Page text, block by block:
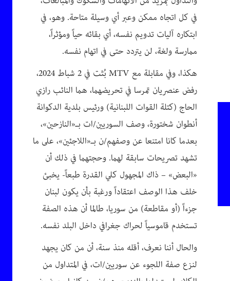
في كل اتجاه ممكن وعبر أي وسيلة متاحة. وهو، في
ابتكاره آليات تدويم نفسه، أي بقائه حياً ومؤثراً،
ممارسة ولغة، لن يتردد حتى في اتهام نفسه.
هكذا، وفي مقابلة مع MTV بُثت في 2 شباط 2024،
رفض عنصريان تمرسا في تحريضهما، هما النائب رازي
الحاج (كتلة القوات اللبنانية) ورئيس بلدية الدكوانة
أنطوان شختورة، وصف السوريين/ات بـ«النازحين»،
بعدما كانا امتنعا عن وصفهم/ن بـ«اللاجئين»، على ما
تشهد تصريحات سابقة لهما. وحجتهما في ذلك أن
«البعض» – ذاك المجهول كلي القدرة طبعاً- يخبئ
خلف هذا الوصف اعتقاداً ورغبة بأن يكون لبنان
جزءاً (أو مقاطعة) من سوريا، طالما أن هذه الصفة
تستخدم قاموسياً لحراك جغرافي داخل البلد نفسه.
والحال أننا نعرف، أقله منذ سنة، أن من كان يجهد
لنزع صفة اللجوء عن سوريين/ات، في المتداول من